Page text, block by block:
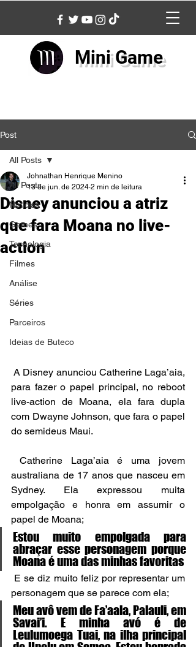
Mini Game
Post
All Posts
Notícias
Games
Tecnologia
Filmes
Análise
Séries
Parceiros
Ideias de Buteco
All Posts
Disney anunciou a atriz
que fara Moana no live-
action
Johnathan Henrique Menino
13 de jun. de 2024 2 min de leitura
A Disney anunciou Catherine Laga’aia,
para fazer o papel principal, no reboot
live-action de Moana, ela fara dupla
com Dwayne Johnson, que fara o papel
do semideus Maui.
australiana de 17 anos que nasceu em
Sydney. Ela expressou muita
empolgação e honra em assumir o
papel de Moana;
Estou muito empolgada para
abraçar esse personagem porque
Moana é uma das minhas favoritas
personagem que se parece com ela;
Meu avô vem de Fa’aala, Palauli, em
Savai’i. E minha avó é de
Leulumoega Tuai, na ilha principal